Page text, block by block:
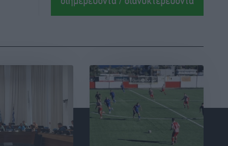
Φώτης Γιαννακός στον RV: Με
αυξημένες πληρότητες η Λέρος, στόχος
Α.Σ. Ρόδος: Πρώτη… στην νέα σελίδα
των «ελαφιών» (φωτορεπορτάζ)
Αθλητικά• πριν 4 ώρες
Στίβος: Οι βαθμολογίες των συλλόγων